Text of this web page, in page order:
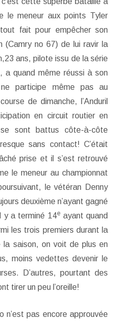
le meneur aux points Tyler
fait pour empêcher son
(Camry no 67) de lui ravir la
ans, pilote issu de la série
a quand même réussi à son
participe même pas au
de dimanche, l’Anduril
en circuit routier en
sont battus côte-à-côte
sans contact! C’était
prise et il s’est retrouvé
le meneur au championnat
le vétéran Denny
deuxième n’ayant gagné
y a terminé 14eayant quand
les trois premiers durant la
saison, on voit de plus en
moins vedettes devenir le
D’autres, pourtant des
tirer un peu l’oreille!
n’est pas encore approuvée